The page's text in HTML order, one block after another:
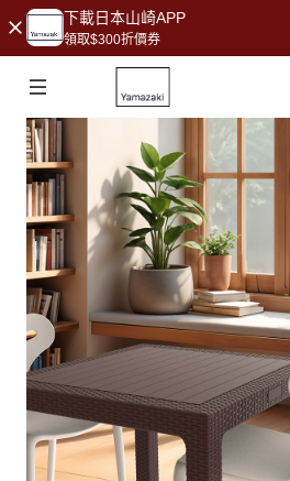
下載日本山崎APP
領取$300折價券